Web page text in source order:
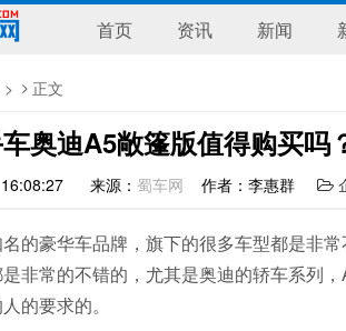
首页 资讯 新闻
> 正文
奥迪A5敞篷版值得购买吗
来源： 蜀车网 作者：李惠群
的豪华车品牌，旗下的很多车型都是非
非常的不错的，尤其是奥迪的轿车系列
的要求的。